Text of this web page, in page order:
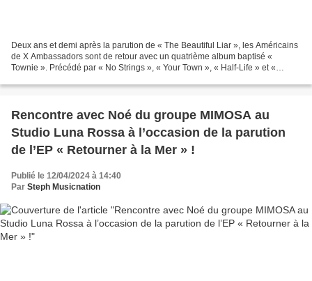
Deux ans et demi après la parution de « The Beautiful Liar », les Américains
de X Ambassadors sont de retour avec un quatrième album baptisé «
Townie ». Précédé par « No Strings », « Your Town », « Half-Life » et «
Rencontre avec Noé du groupe MIMOSA au
Studio Luna Rossa à l’occasion de la parution
de l’EP « Retourner à la Mer » !
Publié le 12/04/2024 à 14:40
Par Steph Musicnation